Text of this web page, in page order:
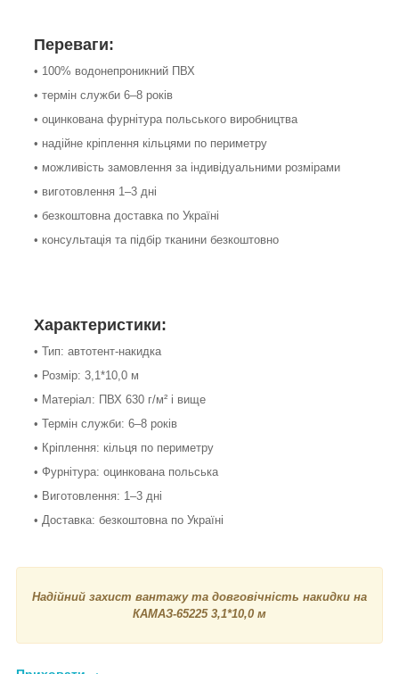
Переваги:
• 100% водонепроникний ПВХ
• термін служби 6–8 років
• оцинкована фурнітура польського виробництва
• надійне кріплення кільцями по периметру
• можливість замовлення за індивідуальними розмірами
• виготовлення 1–3 дні
• безкоштовна доставка по Україні
• консультація та підбір тканини безкоштовно
Характеристики:
• Тип: автотент-накидка
• Розмір: 3,1*10,0 м
• Матеріал: ПВХ 630 г/м² і вище
• Термін служби: 6–8 років
• Кріплення: кільця по периметру
• Фурнітура: оцинкована польська
• Виготовлення: 1–3 дні
• Доставка: безкоштовна по Україні
Надійний захист вантажу та довговічність накидки на
КАМАЗ-65225 3,1*10,0 м